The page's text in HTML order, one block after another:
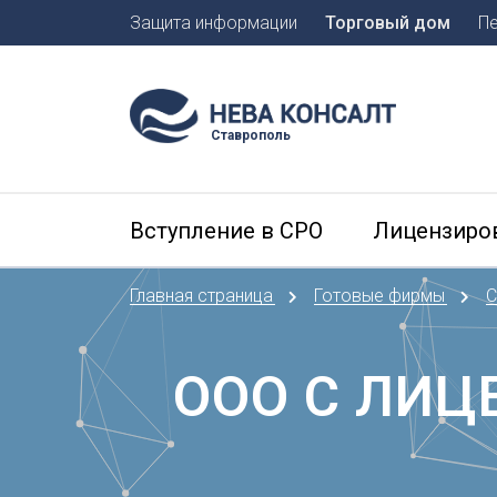
Б
Барнаул
Белгород
Брянск
В
Защита информации Торговый дом
Ставрополь
Вступление в СРО
Главная страница Готовые фирмы
ООО С